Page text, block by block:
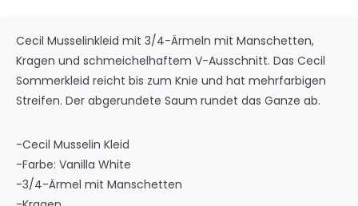
Cecil Musselinkleid mit 3/4-Ärmeln mit Manschetten,
Kragen und schmeichelhaftem V-Ausschnitt. Das Cecil
Sommerkleid reicht bis zum Knie und hat mehrfarbigen
Streifen. Der abgerundete Saum rundet das Ganze ab.
-Cecil Musselin Kleid
-Farbe: Vanilla White
-3/4-Ärmel mit Manschetten